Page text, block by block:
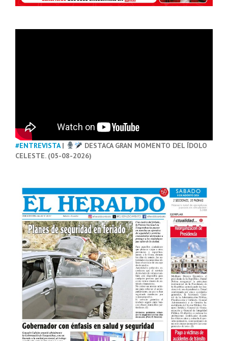
#ENTREVISTA|
DESTACA GRAN MOMENTO DEL ÍDOLO
CELESTE. (05-08-2026)